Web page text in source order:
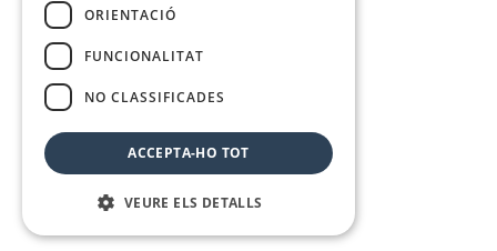
ORIENTACIÓ
FUNCIONALITAT
NO CLASSIFICADES
ACCEPTA-HO TOT
VEURE ELS DETALLS